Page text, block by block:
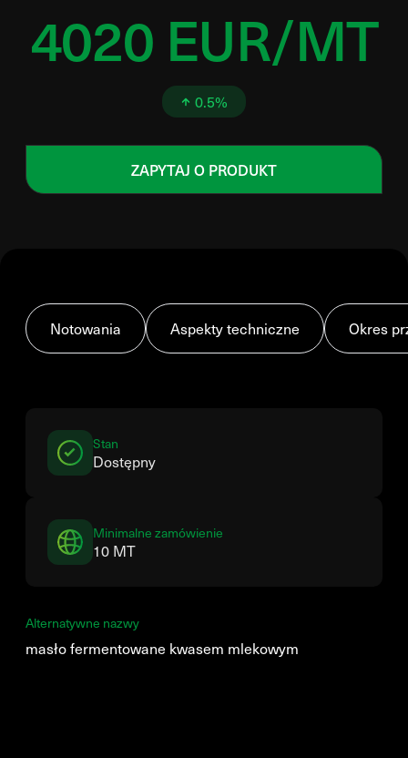
4020 EUR/MT
0.5%
ZAPYTAJ O PRODUKT
Notowania Aspekty techniczne Okres
Stan
Dostępny
Minimalne zamówienie
10 MT
Alternatywne nazwy
masło fermentowane kwasem mlekowym